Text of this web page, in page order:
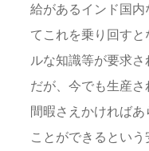
給があるインド国内
てこれを乗り回す
ルな知識等が要求さ
だが、今でも生産
間暇さえかければ
ことができるという